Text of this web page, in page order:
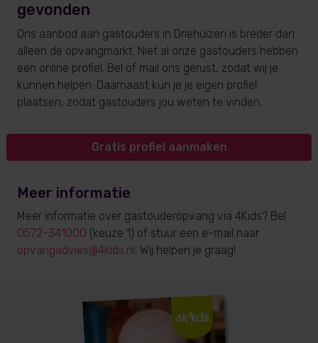
gevonden
Ons aanbod aan gastouders in Driehuizen is breder dan
alleen de opvangmarkt. Niet al onze gastouders hebben
een online profiel. Bel of mail ons gerust, zodat wij je
kunnen helpen. Daarnaast kun je je eigen profiel
plaatsen, zodat gastouders jou weten te vinden.
Gratis profiel aanmaken
Meer informatie
Meer informatie over gastouderopvang via 4Kids? Bel
0572-341000 (keuze 1) of stuur een e-mail naar
opvangadvies@4kids.nl. Wij helpen je graag!